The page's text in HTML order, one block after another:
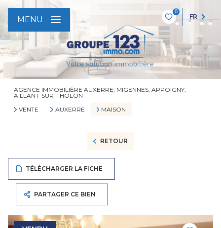
0
FR
MENU
AGENCE IMMOBILIÈRE AUXERRE, MIGENNES, APPOIGNY,
AILLANT-SUR-THOLON
VENTE
AUXERRE MAISON
RETOUR
TÉLÉCHARGER LA FICHE
PARTAGER CE BIEN